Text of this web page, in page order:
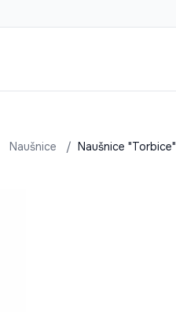
Naušnice / Naušnice "Torbice"